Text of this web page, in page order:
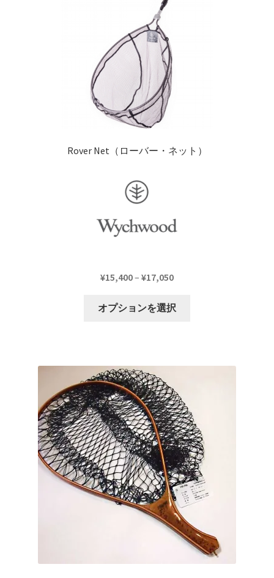
Rover Net（ローバー・ネット）
¥15,400– ¥17,050価
帯:
オプションを選択
数
の
バ
リ
エ
ー
シ
ン
が